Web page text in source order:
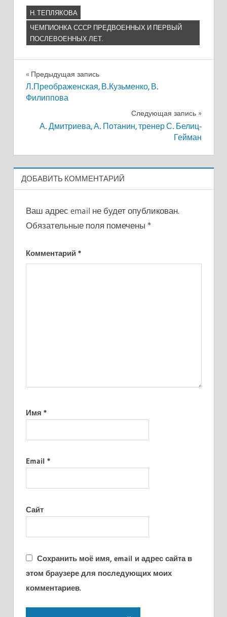
Н. ТЕПЛЯКОВА
ЧЕМПИОНКА СССР ПРЕДВОЕННЫХ И ПЕРВЫЙ
ПОСЛЕВОЕННЫХ ЛЕТ.
Навигация
по
Предыдущая запись
Л.Преображенская, В.Кузьменко, В.
Филиппова
Следующая запись
А. Дмитриева, А. Потанин, тренер С. Белиц-
Гейман
ДОБАВИТЬ КОММЕНТАРИЙ
Ваш адрес email не будет опубликован.
Обязательные поля помечены *
Комментарий *
Имя *
Email *
Сайт
Сохранить моё имя, email и адрес сайта в
этом браузере для последующих моих
комментариев.